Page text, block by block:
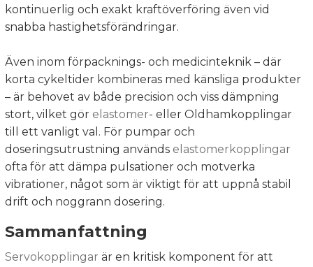
kontinuerlig och exakt kraftöverföring även vid
snabba hastighetsförändringar.
Även inom förpacknings- och medicinteknik – där
korta cykeltider kombineras med känsliga produkter
– är behovet av både precision och viss dämpning
stort, vilket gör elastomer- eller Oldhamkopplingar
till ett vanligt val. För pumpar och
doseringsutrustning används elastomerkopplingar
ofta för att dämpa pulsationer och motverka
vibrationer, något som är viktigt för att uppnå stabil
drift och noggrann dosering.
Sammanfattning
Servokopplingar är en kritisk komponent för att